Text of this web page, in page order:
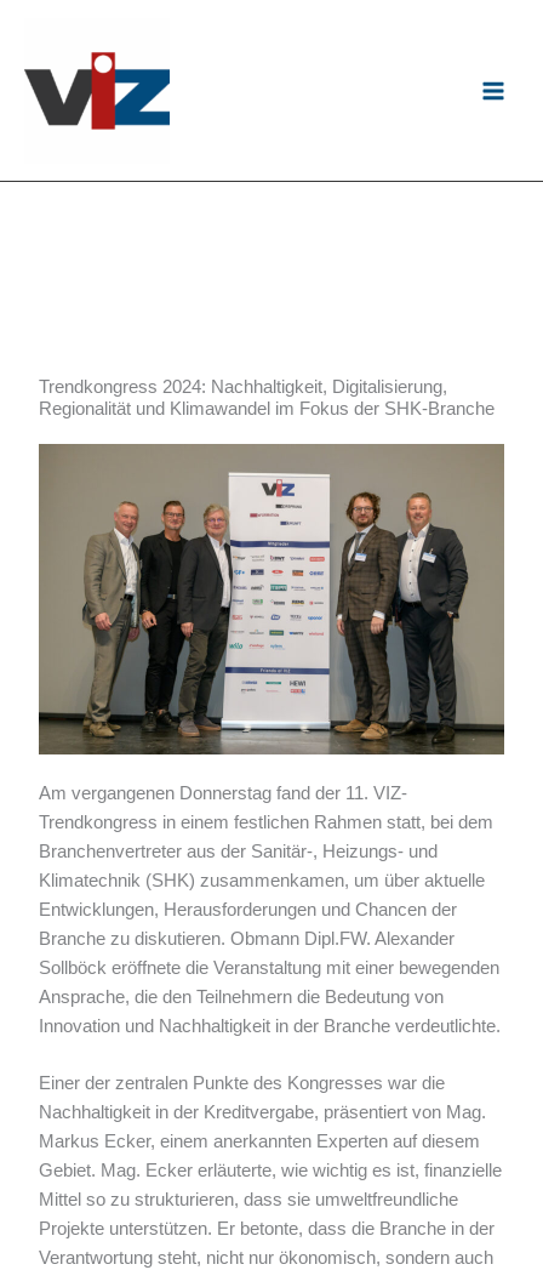
springen
Trendkongress 2024: Nachhaltigkeit, Digitalisierung,
Regionalität und Klimawandel im Fokus der SHK-Branche
Am vergangenen Donnerstag fand der 11. VIZ-
Trendkongress in einem festlichen Rahmen statt, bei dem
Branchenvertreter aus der Sanitär-, Heizungs- und
Klimatechnik (SHK) zusammenkamen, um über aktuelle
Entwicklungen, Herausforderungen und Chancen der
Branche zu diskutieren. Obmann Dipl.FW. Alexander
Sollböck eröffnete die Veranstaltung mit einer bewegenden
Ansprache, die den Teilnehmern die Bedeutung von
Innovation und Nachhaltigkeit in der Branche verdeutlichte.
Einer der zentralen Punkte des Kongresses war die
Nachhaltigkeit in der Kreditvergabe, präsentiert von Mag.
Markus Ecker, einem anerkannten Experten auf diesem
Gebiet. Mag. Ecker erläuterte, wie wichtig es ist, finanzielle
Mittel so zu strukturieren, dass sie umweltfreundliche
Projekte unterstützen. Er betonte, dass die Branche in der
Verantwortung steht, nicht nur ökonomisch, sondern auch